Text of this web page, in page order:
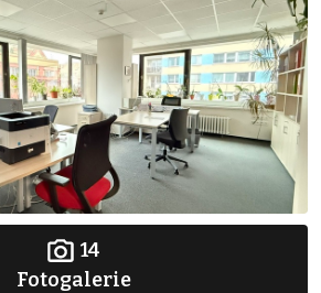
14
Fotogalerie